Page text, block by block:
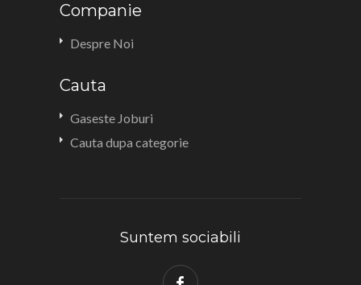
Companie
Despre Noi
Cauta
Gaseste Joburi
Cauta dupa categorie
Suntem sociabili